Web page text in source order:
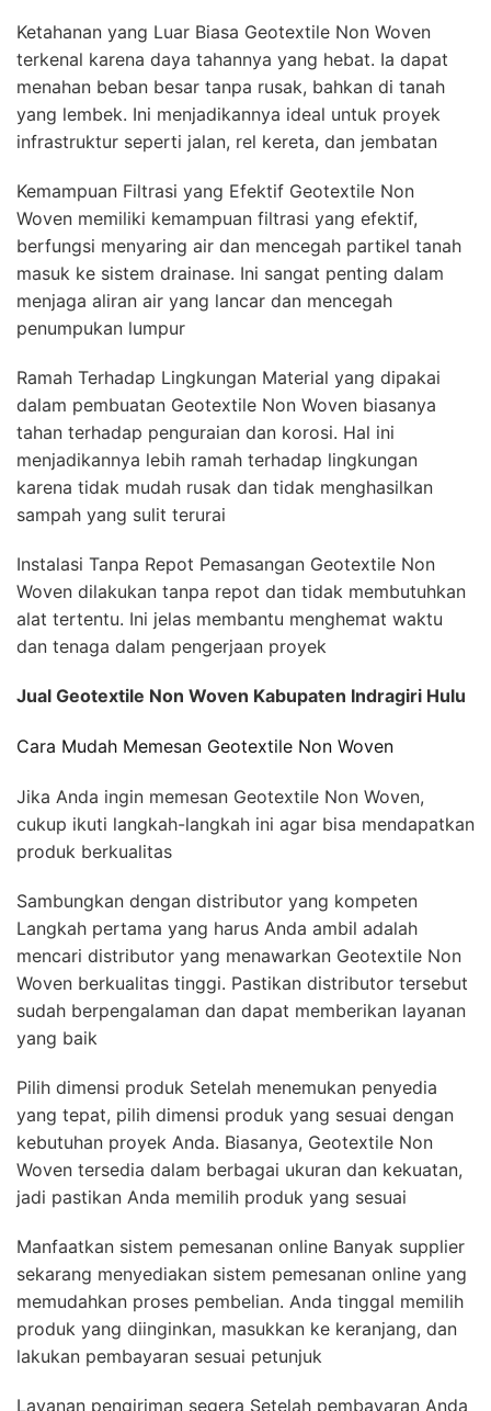
Ketahanan yang Luar Biasa Geotextile Non Woven
terkenal karena daya tahannya yang hebat. Ia dapat
menahan beban besar tanpa rusak, bahkan di tanah
yang lembek. Ini menjadikannya ideal untuk proyek
infrastruktur seperti jalan, rel kereta, dan jembatan
Kemampuan Filtrasi yang Efektif Geotextile Non
Woven memiliki kemampuan filtrasi yang efektif,
berfungsi menyaring air dan mencegah partikel tanah
masuk ke sistem drainase. Ini sangat penting dalam
menjaga aliran air yang lancar dan mencegah
penumpukan lumpur
Ramah Terhadap Lingkungan Material yang dipakai
dalam pembuatan Geotextile Non Woven biasanya
tahan terhadap penguraian dan korosi. Hal ini
menjadikannya lebih ramah terhadap lingkungan
karena tidak mudah rusak dan tidak menghasilkan
sampah yang sulit terurai
Instalasi Tanpa Repot Pemasangan Geotextile Non
Woven dilakukan tanpa repot dan tidak membutuhkan
alat tertentu. Ini jelas membantu menghemat waktu
dan tenaga dalam pengerjaan proyek
Jual Geotextile Non Woven Kabupaten Indragiri Hulu
Cara Mudah Memesan Geotextile Non Woven
Jika Anda ingin memesan Geotextile Non Woven,
cukup ikuti langkah-langkah ini agar bisa mendapatkan
produk berkualitas
Sambungkan dengan distributor yang kompeten
Langkah pertama yang harus Anda ambil adalah
mencari distributor yang menawarkan Geotextile Non
Woven berkualitas tinggi. Pastikan distributor tersebut
sudah berpengalaman dan dapat memberikan layanan
yang baik
Pilih dimensi produk Setelah menemukan penyedia
yang tepat, pilih dimensi produk yang sesuai dengan
kebutuhan proyek Anda. Biasanya, Geotextile Non
Woven tersedia dalam berbagai ukuran dan kekuatan,
jadi pastikan Anda memilih produk yang sesuai
Manfaatkan sistem pemesanan online Banyak supplier
sekarang menyediakan sistem pemesanan online yang
memudahkan proses pembelian. Anda tinggal memilih
produk yang diinginkan, masukkan ke keranjang, dan
lakukan pembayaran sesuai petunjuk
Layanan pengiriman segera Setelah pembayaran Anda